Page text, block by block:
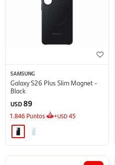
SAMSUNG
Galaxy S26 Plus Slim Magnet -
Black
USD89
1.846 Puntos +USD45